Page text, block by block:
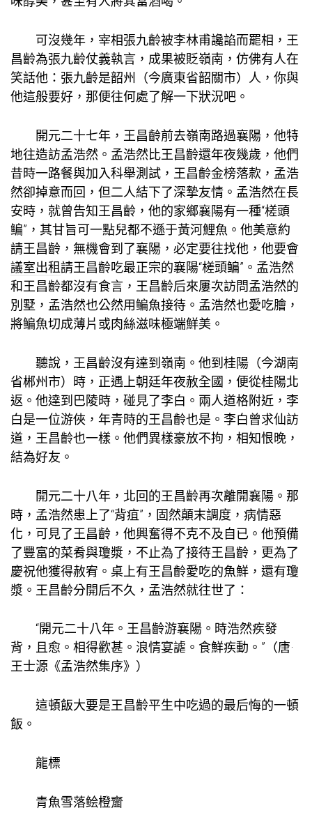
可沒幾年，宰相張九齡被李林甫讒諂而罷相，王
昌齡為張九齡仗義執言，成果被貶嶺南，仿佛有人在
笑話他：張九齡是韶州（今廣東省韶關市）人，你與
他這般要好，那便往何處了解一下狀況吧。
開元二十七年，王昌齡前去嶺南路過襄陽，他特
地往造訪孟浩然。孟浩然比王昌齡還年夜幾歲，他們
昔時一路餐與加入科舉測試，王昌齡金榜落款，孟浩
然卻掉意而回，但二人結下了深摯友情。孟浩然在長
安時，就曾告知王昌齡，他的家鄉襄陽有一種“槎頭
鳊”，其甘旨可一點兒都不遜于黃河鯉魚。他美意約
請王昌齡，無機會到了襄陽，必定要往找他，他要會
議室出租請王昌齡吃最正宗的襄陽“槎頭鳊”。孟浩然
和王昌齡都沒有食言，王昌齡后來屢次訪問孟浩然的
別墅，孟浩然也公然用鳊魚接待。孟浩然也愛吃膾，
將鳊魚切成薄片或肉絲滋味極端鮮美。
聽說，王昌齡沒有達到嶺南。他到桂陽（今湖南
省郴州市）時，正遇上朝廷年夜赦全國，便從桂陽北
返。他達到巴陵時，碰見了李白。兩人道格附近，李
白是一位游俠，年青時的王昌齡也是。李白曾求仙訪
道，王昌齡也一樣。他們異樣豪放不拘，相知恨晚，
結為好友。
開元二十八年，北回的王昌齡再次離開襄陽。那
時，孟浩然患上了“背疽”，固然顛末調度，病情惡
化，可見了王昌齡，他興奮得不克不及自已。他預備
了豐富的菜肴與瓊漿，不止為了接待王昌齡，更為了
慶祝他獲得赦宥。桌上有王昌齡愛吃的魚鮮，還有瓊
漿。王昌齡分開后不久，孟浩然就往世了：
“開元二十八年。王昌齡游襄陽。時浩然疾發
背，且愈。相得歡甚。浪情宴謔。食鮮疾動。”（唐·
王士源《孟浩然集序》）
這頓飯大要是王昌齡平生中吃過的最后悔的一頓
飯。
龍標
青魚雪落鲙橙齏